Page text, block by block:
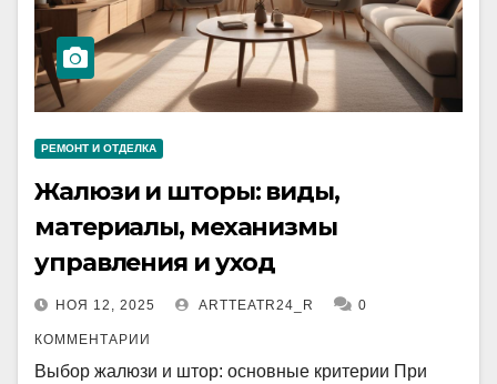
РЕМОНТ И ОТДЕЛКА
Жалюзи и шторы: виды,
материалы, механизмы
управления и уход
НОЯ 12, 2025 ARTTEATR24_R 0
КОММЕНТАРИИ
Выбор жалюзи и штор: основные критерии При